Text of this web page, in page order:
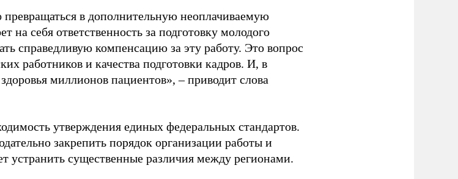
превращаться в дополнительную неоплачиваемую
на себя ответственность за подготовку молодого
справедливую компенсацию за эту работу. Это вопрос
работников и качества подготовки кадров. И, в
миллионов пациентов», – приводит слова
утверждения единых федеральных стандартов.
закрепить порядок организации работы и
устранить существенные различия между регионами.